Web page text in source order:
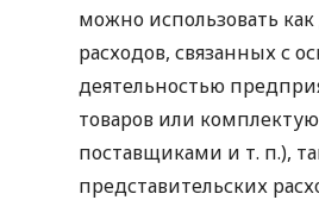
можно использовать
расходов, связанных с
деятельностью
товаров или
поставщиками и т. п.),
представительских